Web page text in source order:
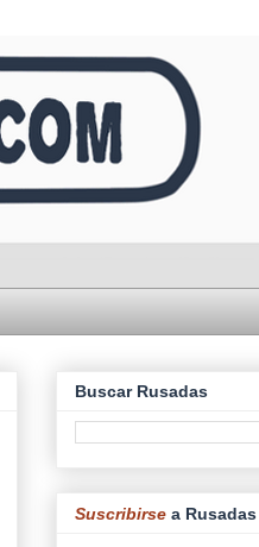
Buscar Rusadas
Suscribirse a Rusadas